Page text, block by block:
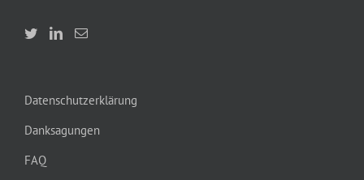
Datenschutzerklärung
Danksagungen
FAQ